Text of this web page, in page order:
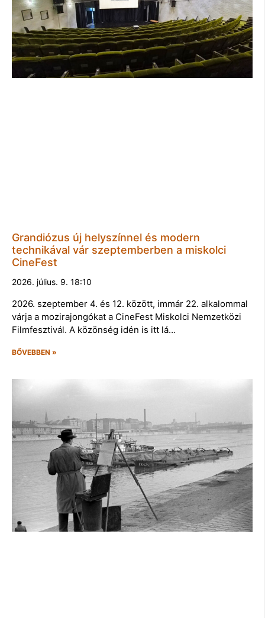
Grandiózus új helyszínnel és modern
technikával vár szeptemberben a miskolci
CineFest
2026. július. 9. 18:10
2026. szeptember 4. és 12. között, immár 22. alkalommal
várja a mozirajongókat a CineFest Miskolci Nemzetközi
Filmfesztivál. A közönség idén is itt lá…
BŐVEBBEN »